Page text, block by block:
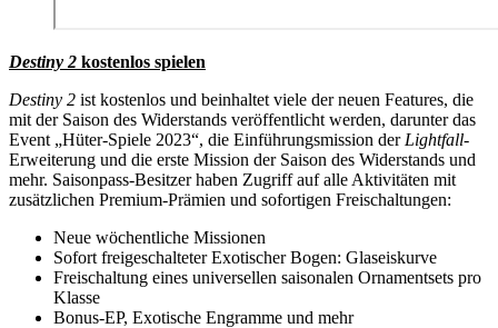
Destiny 2 kostenlos spielen
Destiny 2 ist kostenlos und beinhaltet viele der neuen Features, die
mit der Saison des Widerstands veröffentlicht werden, darunter das
Event „Hüter-Spiele 2023“, die Einführungsmission der Lightfall-
Erweiterung und die erste Mission der Saison des Widerstands und
mehr. Saisonpass-Besitzer haben Zugriff auf alle Aktivitäten mit
zusätzlichen Premium-Prämien und sofortigen Freischaltungen:
Neue wöchentliche Missionen
Sofort freigeschalteter Exotischer Bogen: Glaseiskurve
Freischaltung eines universellen saisonalen Ornamentsets pro
Klasse
Bonus-EP, Exotische Engramme und mehr